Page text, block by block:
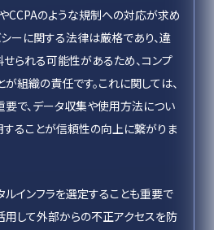
CCPAのような規制への対応が求め
シーに関する法律は厳格であり、違
られる可能性があるため、コンプ
組織の責任です。これに関しては、
で、データ収集や使用方法につい
ることが信頼性の向上に繋がりま
ルインフラを選定することも重要で
用して外部からの不正アクセスを防